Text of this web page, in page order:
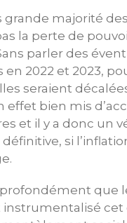
grande majorité
la perte de
parler des
2022 et 2023,
seraient
effet bien mis
et il y a donc un
si
profondément que
instrumentalisé